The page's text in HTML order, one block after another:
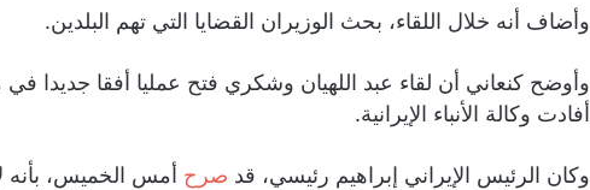
وأضاف أنه خلال اللقاء، بحث الوزيران القضايا التي تهم البلدين.
وأوضح كنعاني أن لقاء عبد اللهيان وشكري فتح عمليا أفقا جديدا
أفادت وكالة الأنباء الإيرانية.
وكان الرئيس الإيراني إبراهيم رئيسي، قد صرح أمس الخميس، بأنه